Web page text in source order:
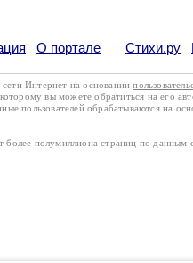
О портале Стихи.ру
сети Интернет на основании
вы можете обратиться на его
пользователей обрабатываются на
полумиллиона страниц по данным